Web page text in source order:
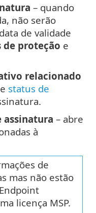
– quando
não serão
de validade
de proteção e
relacionado
status de
assinatura – abre
à
de
mas não estão
licença MSP.